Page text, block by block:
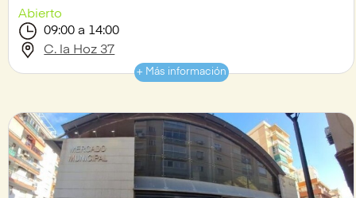
Abierto
09:00 a 14:00
C. la Hoz 37
+ Más información